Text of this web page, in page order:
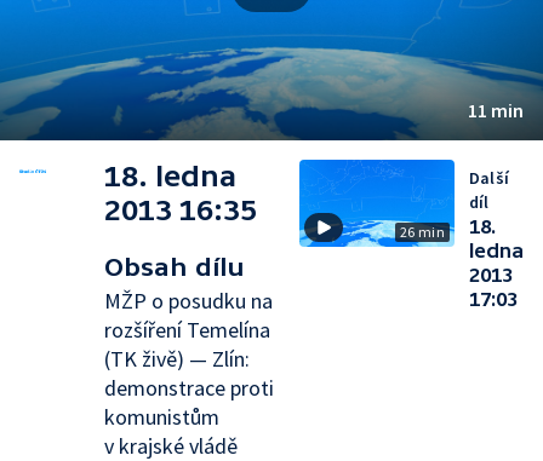
11 min
18. ledna
2013 16:35
Obsah dílu
MŽP o posudku na
rozšíření Temelína
(TK živě) — Zlín:
demonstrace proti
komunistům
v krajské vládě
26 min
Další
díl
18.
ledna
2013
17:03